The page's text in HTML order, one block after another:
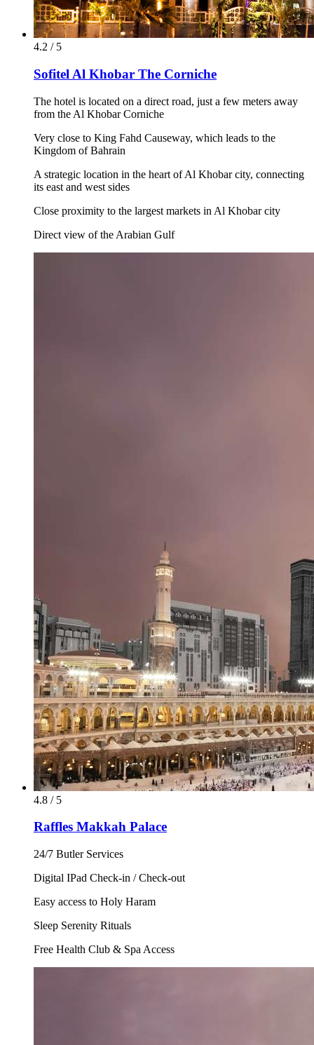
4.2 / 5
Sofitel Al Khobar The Corniche
The hotel is located on a direct road, just a few meters away
from the Al Khobar Corniche
Very close to King Fahd Causeway, which leads to the
Kingdom of Bahrain
A strategic location in the heart of Al Khobar city, connecting
its east and west sides
Close proximity to the largest markets in Al Khobar city
Direct view of the Arabian Gulf
4.8 / 5
Raffles Makkah Palace
24/7 Butler Services
Digital IPad Check-in / Check-out
Easy access to Holy Haram
Sleep Serenity Rituals
Free Health Club & Spa Access